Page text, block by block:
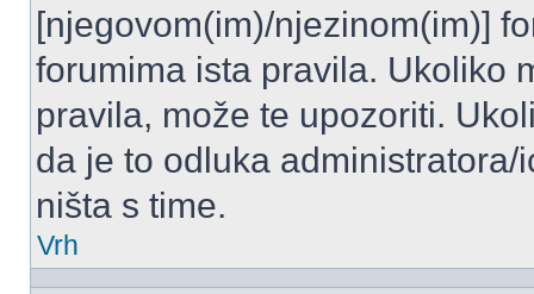
[njegovom(im)/njezinom(im)]
forumima ista pravila. Ukoliko
pravila, može te upozoriti.
da je to odluka
ništa s time.
Vrh